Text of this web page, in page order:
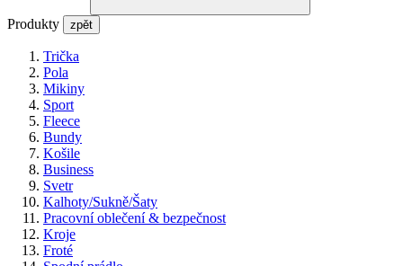
Produkty zpět
Trička
Pola
Mikiny
Sport
Fleece
Bundy
Košile
Business
Svetr
Kalhoty/Sukně/Šaty
Pracovní oblečení & bezpečnost
Kroje
Froté